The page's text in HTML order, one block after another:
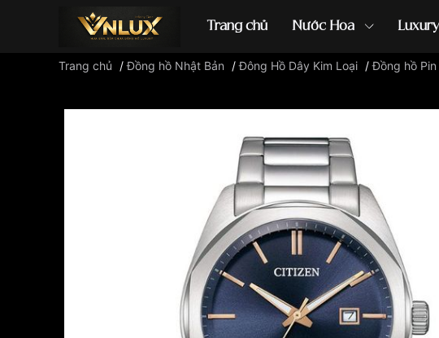
Trang chủ Nước Hoa
Đồng hồ casio đồng hồ G-Shock
Trang chủ /Đồng hồ Nhật Bản /Đông Hồ Dây Kim Loại /Đồng hồ